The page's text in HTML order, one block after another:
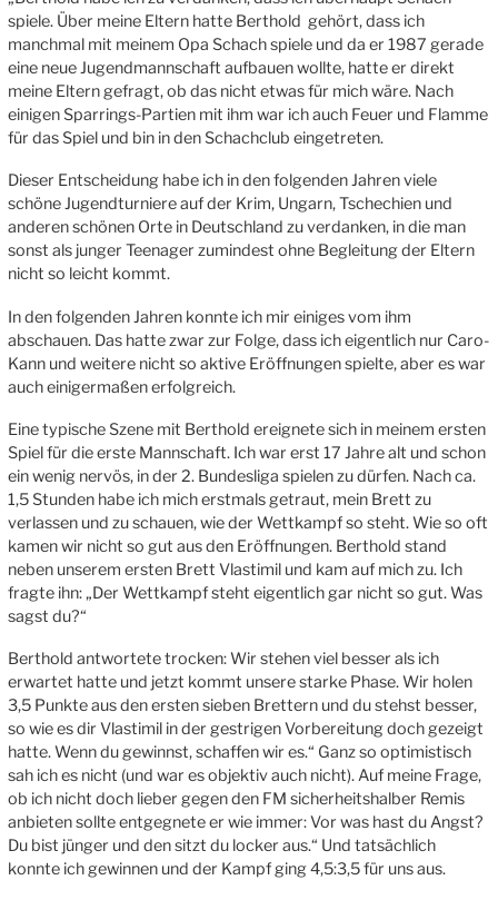
spiele. Über meine Eltern hatte Berthold gehört, dass ich
manchmal mit meinem Opa Schach spiele und da er 1987 gerade
eine neue Jugendmannschaft aufbauen wollte, hatte er direkt
meine Eltern gefragt, ob das nicht etwas für mich wäre. Nach
einigen Sparrings-Partien mit ihm war ich auch Feuer und Flamme
für das Spiel und bin in den Schachclub eingetreten.
Dieser Entscheidung habe ich in den folgenden Jahren viele
schöne Jugendturniere auf der Krim, Ungarn, Tschechien und
anderen schönen Orte in Deutschland zu verdanken, in die man
sonst als junger Teenager zumindest ohne Begleitung der Eltern
nicht so leicht kommt.
In den folgenden Jahren konnte ich mir einiges vom ihm
abschauen. Das hatte zwar zur Folge, dass ich eigentlich nur Caro-
Kann und weitere nicht so aktive Eröffnungen spielte, aber es war
auch einigermaßen erfolgreich.
Eine typische Szene mit Berthold ereignete sich in meinem ersten
Spiel für die erste Mannschaft. Ich war erst 17 Jahre alt und schon
ein wenig nervös, in der 2. Bundesliga spielen zu dürfen. Nach ca.
1,5 Stunden habe ich mich erstmals getraut, mein Brett zu
verlassen und zu schauen, wie der Wettkampf so steht. Wie so oft
kamen wir nicht so gut aus den Eröffnungen. Berthold stand
neben unserem ersten Brett Vlastimil und kam auf mich zu. Ich
fragte ihn: „Der Wettkampf steht eigentlich gar nicht so gut. Was
sagst du?“
Berthold antwortete trocken: Wir stehen viel besser als ich
erwartet hatte und jetzt kommt unsere starke Phase. Wir holen
3,5 Punkte aus den ersten sieben Brettern und du stehst besser,
so wie es dir Vlastimil in der gestrigen Vorbereitung doch gezeigt
hatte. Wenn du gewinnst, schaffen wir es.“ Ganz so optimistisch
sah ich es nicht (und war es objektiv auch nicht). Auf meine Frage,
ob ich nicht doch lieber gegen den FM sicherheitshalber Remis
anbieten sollte entgegnete er wie immer: Vor was hast du Angst?
Du bist jünger und den sitzt du locker aus.“ Und tatsächlich
konnte ich gewinnen und der Kampf ging 4,5:3,5 für uns aus.